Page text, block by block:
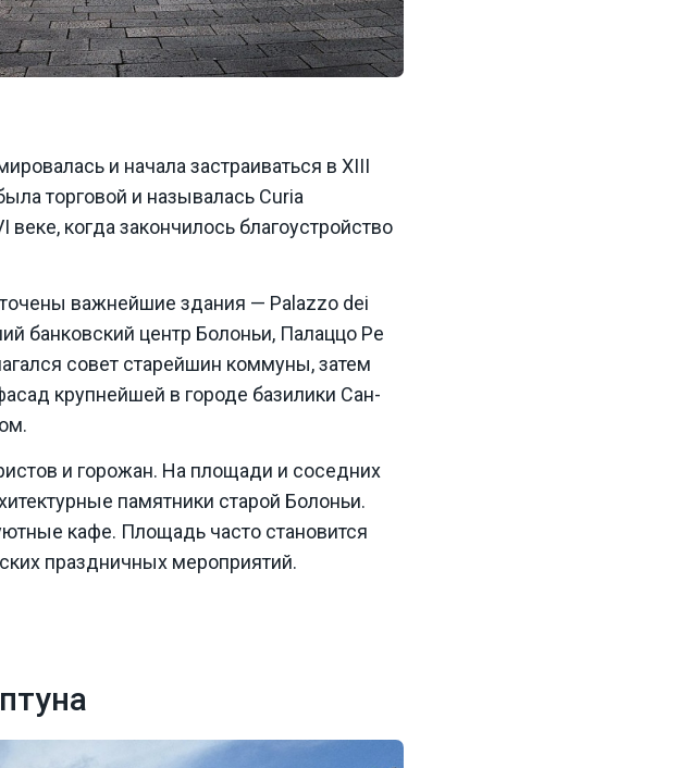
и начала застраиваться в XIII
торговой и называлась Curia
когда закончилось благоустройство
важнейшие здания — Palazzo dei
банковский центр Болоньи, Палаццо Ре
совет старейшин коммуны, затем
крупнейшей в городе базилики Сан-
и горожан. На площади и соседних
памятники старой Болоньи.
кафе. Площадь часто становится
праздничных мероприятий.